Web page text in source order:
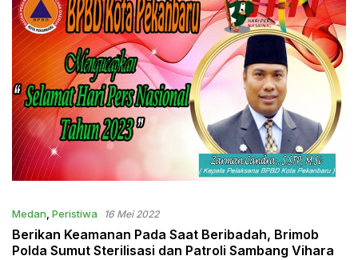
Medan, Peristiwa 16 Mei 2022
Berikan Keamanan Pada Saat Beribadah, Brimob
Polda Sumut Sterilisasi dan Patroli Sambang Vihara